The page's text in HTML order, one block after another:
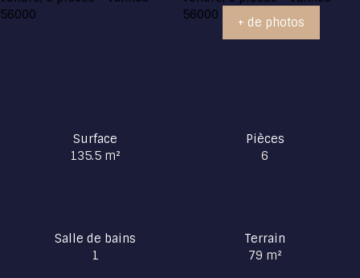
+ de photos
Surface
135.5 m²
Pièces
6
Salle de bains
1
Terrain
79 m²